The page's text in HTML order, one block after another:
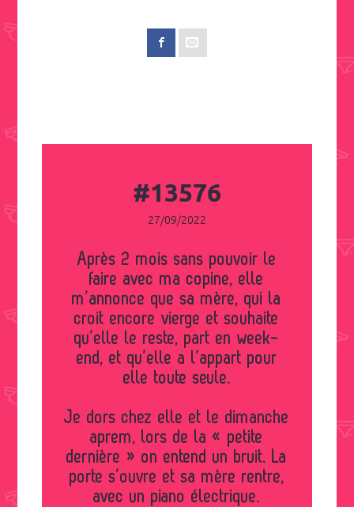
#13576
27/09/2022
Après 2 mois sans pouvoir le
faire avec ma copine, elle
m’annonce que sa mère, qui la
croit encore vierge et souhaite
qu’elle le reste, part en week-
end, et qu’elle a l’appart pour
elle toute seule.
Je dors chez elle et le dimanche
aprem, lors de la « petite
dernière » on entend un bruit. La
porte s’ouvre et sa mère rentre,
avec un piano électrique.